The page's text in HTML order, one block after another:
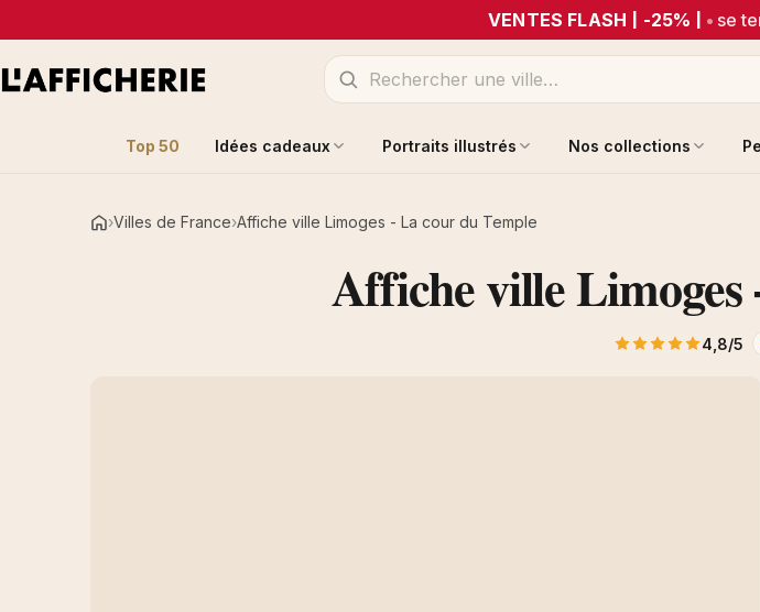
VENTES FLASH | -25% | • se
Top 50 Idées cadeaux Portraits illustrés Nos collections
Accueil
Villes de France Affiche ville Limoges - La cour du Temple
Affiche ville
4,8/5